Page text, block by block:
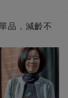
品，減齡不